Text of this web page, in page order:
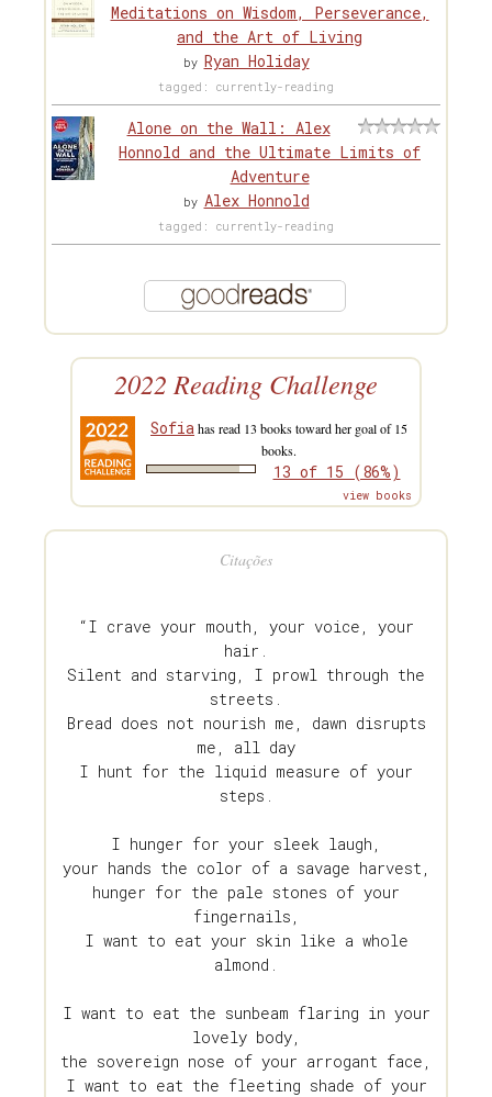
Meditations on Wisdom, Perseverance,
and the Art of Living
by Ryan Holiday
tagged: currently-reading
Alone on the Wall: Alex
Honnold and the Ultimate Limits of
Adventure
by Alex Honnold
tagged: currently-reading
2022 Reading Challenge
Sofiahas read 13 books toward her goal of 15
books.
13 of 15 (86%)
view books
Citações
“I crave your mouth, your voice, your
hair.
Silent and starving, I prowl through the
streets.
Bread does not nourish me, dawn disrupts
me, all day
I hunt for the liquid measure of your
steps.
I hunger for your sleek laugh,
your hands the color of a savage harvest,
hunger for the pale stones of your
fingernails,
I want to eat your skin like a whole
almond.
I want to eat the sunbeam flaring in your
lovely body,
the sovereign nose of your arrogant face,
I want to eat the fleeting shade of your